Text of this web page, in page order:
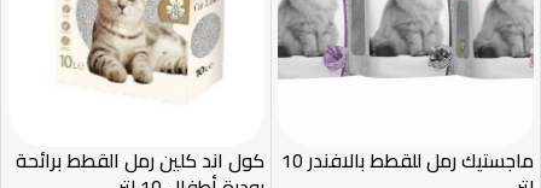
ماجستيك رمل للقطط بالافندر 10 كول اند كلين رمل القطط برائحة